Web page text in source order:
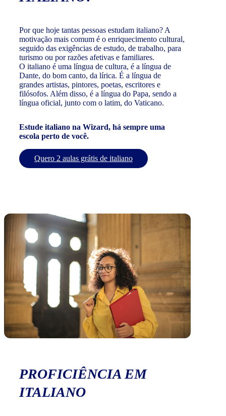
Por que hoje tantas pessoas estudam italiano? A
motivação mais comum é o enriquecimento cultural,
seguido das exigências de estudo, de trabalho, para
turismo ou por razões afetivas e familiares.
O italiano é uma língua de cultura, é a língua de
Dante, do bom canto, da lírica. É a língua de
grandes artistas, pintores, poetas, escritores e
filósofos. Além disso, é a língua do Papa, sendo a
língua oficial, junto com o latim, do Vaticano.
Estude italiano na Wizard, há sempre uma
escola perto de você.
Quero 2 aulas grátis de italiano
PROFICIÊNCIA EM
ITALIANO